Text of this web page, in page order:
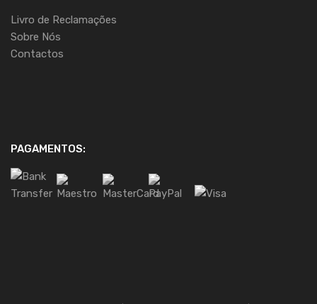
Livro de Reclamações
Sobre Nós
Contactos
PAGAMENTOS: